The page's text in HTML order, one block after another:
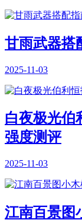
甘雨武器搭
2025-11-03
白夜极光伯
强度测评
2025-11-03
江南百景图